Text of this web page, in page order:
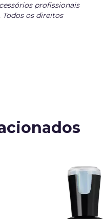
profissionais
Todos os direitos